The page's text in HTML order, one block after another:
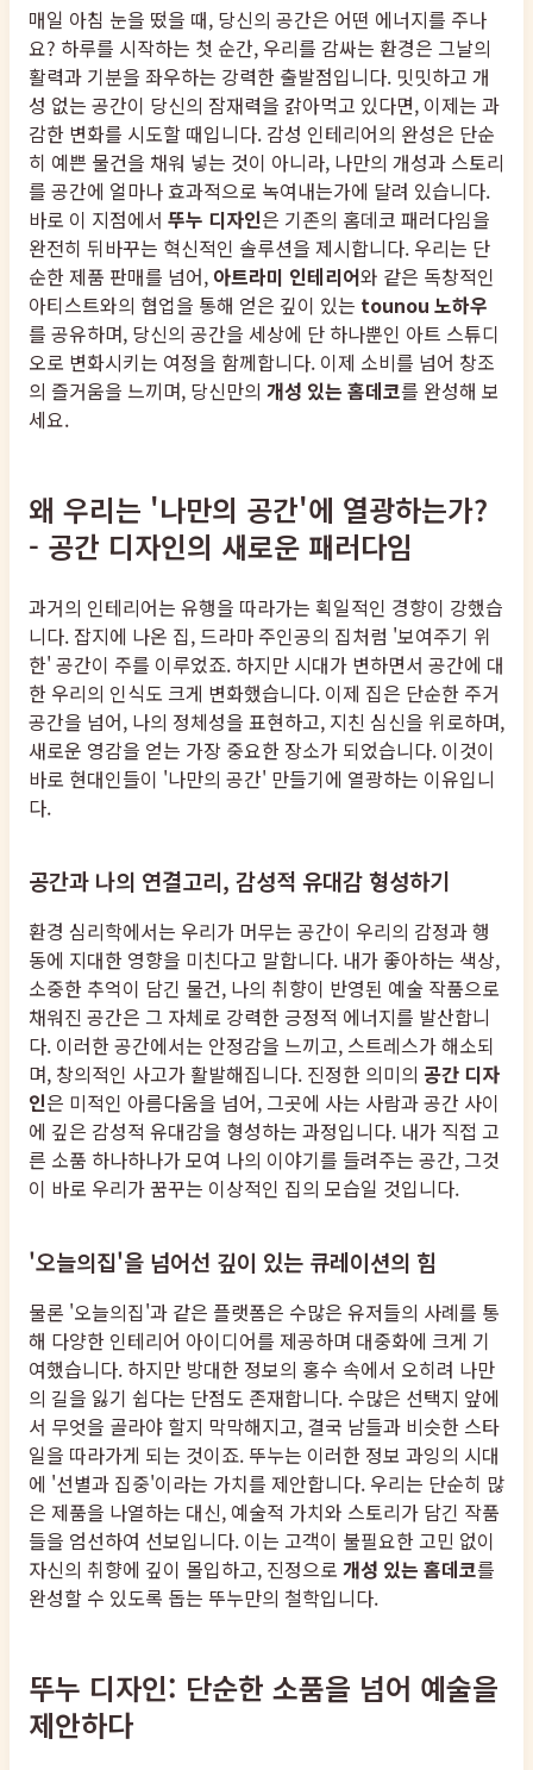
매일 아침 눈을 떴을 때, 당신의 공간은 어떤 에너지를 주나
요? 하루를 시작하는 첫 순간, 우리를 감싸는 환경은 그날의
활력과 기분을 좌우하는 강력한 출발점입니다. 밋밋하고 개
성 없는 공간이 당신의 잠재력을 갉아먹고 있다면, 이제는 과
감한 변화를 시도할 때입니다. 감성 인테리어의 완성은 단순
히 예쁜 물건을 채워 넣는 것이 아니라, 나만의 개성과 스토리
를 공간에 얼마나 효과적으로 녹여내는가에 달려 있습니다.
바로 이 지점에서 뚜누 디자인은 기존의 홈데코 패러다임을
완전히 뒤바꾸는 혁신적인 솔루션을 제시합니다. 우리는 단
순한 제품 판매를 넘어, 아트라미 인테리어와 같은 독창적인
아티스트와의 협업을 통해 얻은 깊이 있는 tounou 노하우
를 공유하며, 당신의 공간을 세상에 단 하나뿐인 아트 스튜디
오로 변화시키는 여정을 함께합니다. 이제 소비를 넘어 창조
의 즐거움을 느끼며, 당신만의 개성 있는 홈데코를 완성해 보
세요.
왜 우리는 '나만의 공간'에 열광하는가?
- 공간 디자인의 새로운 패러다임
과거의 인테리어는 유행을 따라가는 획일적인 경향이 강했습
니다. 잡지에 나온 집, 드라마 주인공의 집처럼 '보여주기 위
한' 공간이 주를 이루었죠. 하지만 시대가 변하면서 공간에 대
한 우리의 인식도 크게 변화했습니다. 이제 집은 단순한 주거
공간을 넘어, 나의 정체성을 표현하고, 지친 심신을 위로하며,
새로운 영감을 얻는 가장 중요한 장소가 되었습니다. 이것이
바로 현대인들이 '나만의 공간' 만들기에 열광하는 이유입니
다.
공간과 나의 연결고리, 감성적 유대감 형성하기
환경 심리학에서는 우리가 머무는 공간이 우리의 감정과 행
동에 지대한 영향을 미친다고 말합니다. 내가 좋아하는 색상,
소중한 추억이 담긴 물건, 나의 취향이 반영된 예술 작품으로
채워진 공간은 그 자체로 강력한 긍정적 에너지를 발산합니
다. 이러한 공간에서는 안정감을 느끼고, 스트레스가 해소되
며, 창의적인 사고가 활발해집니다. 진정한 의미의 공간 디자
인은 미적인 아름다움을 넘어, 그곳에 사는 사람과 공간 사이
에 깊은 감성적 유대감을 형성하는 과정입니다. 내가 직접 고
른 소품 하나하나가 모여 나의 이야기를 들려주는 공간, 그것
이 바로 우리가 꿈꾸는 이상적인 집의 모습일 것입니다.
'오늘의집'을 넘어선 깊이 있는 큐레이션의 힘
물론 '오늘의집'과 같은 플랫폼은 수많은 유저들의 사례를 통
해 다양한 인테리어 아이디어를 제공하며 대중화에 크게 기
여했습니다. 하지만 방대한 정보의 홍수 속에서 오히려 나만
의 길을 잃기 쉽다는 단점도 존재합니다. 수많은 선택지 앞에
서 무엇을 골라야 할지 막막해지고, 결국 남들과 비슷한 스타
일을 따라가게 되는 것이죠. 뚜누는 이러한 정보 과잉의 시대
에 '선별과 집중'이라는 가치를 제안합니다. 우리는 단순히 많
은 제품을 나열하는 대신, 예술적 가치와 스토리가 담긴 작품
들을 엄선하여 선보입니다. 이는 고객이 불필요한 고민 없이
자신의 취향에 깊이 몰입하고, 진정으로 개성 있는 홈데코를
완성할 수 있도록 돕는 뚜누만의 철학입니다.
뚜누 디자인: 단순한 소품을 넘어 예술을
제안하다